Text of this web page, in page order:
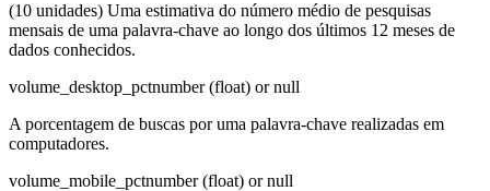
(10 unidades) Uma estimativa do número médio de pesquisas
mensais de uma palavra-chave ao longo dos últimos 12 meses de
dados conhecidos.
volume_desktop_pctnumber (float) or null
A porcentagem de buscas por uma palavra-chave realizadas em
computadores.
volume_mobile_pctnumber (float) or null